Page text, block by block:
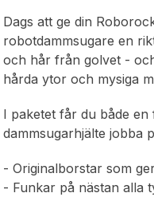
Dags att ge din
robotdammsugare en
och hår från golvet -
hårda ytor och mysiga
I paketet får du både
dammsugarhjälte jobba
- Originalborstar som
- Funkar på nästan alla